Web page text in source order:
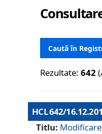
Caută în
Rezultate:642
HCL 642/
Titlu: